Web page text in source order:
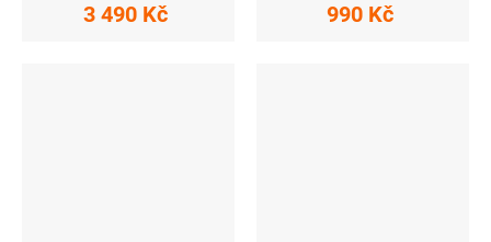
3 490 Kč 990 Kč